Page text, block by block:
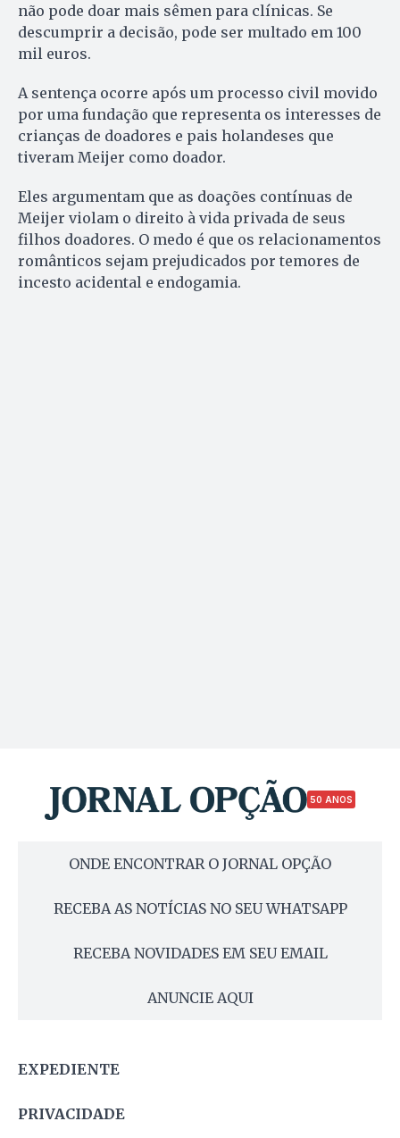
não pode doar mais sêmen para clínicas. Se
descumprir a decisão, pode ser multado em 100
mil euros.
A sentença ocorre após um processo civil movido
por uma fundação que representa os interesses de
crianças de doadores e pais holandeses que
tiveram Meijer como doador.
Eles argumentam que as doações contínuas de
Meijer violam o direito à vida privada de seus
filhos doadores. O medo é que os relacionamentos
românticos sejam prejudicados por temores de
incesto acidental e endogamia.
50 ANOS
ONDE ENCONTRAR O JORNAL OPÇÃO
RECEBA AS NOTÍCIAS NO SEU WHATSAPP
RECEBA NOVIDADES EM SEU EMAIL
ANUNCIE AQUI
EXPEDIENTE
PRIVACIDADE